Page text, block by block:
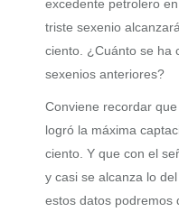
excedente petrolero
triste sexenio
ciento. ¿Cuánto se ha
sexenios anteriores?
Conviene recordar
logró la máxima
ciento. Y que con el
y casi se alcanza lo
estos datos podremos